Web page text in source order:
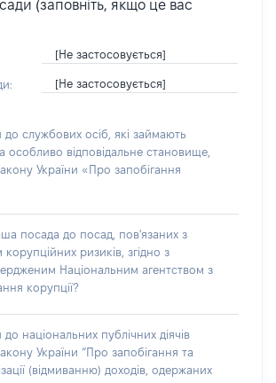
(заповніть, якщо це вас
[Не застосовується]
[Не застосовується]
службових осіб, які займають
особливо відповідальне становище,
України «Про запобігання
посада до посад, пов'язаних з
ризиків, згідно з
Національним агентством з
корупції?
національних публічних діячів
України “Про запобігання та
(відмиванню) доходів, одержаних